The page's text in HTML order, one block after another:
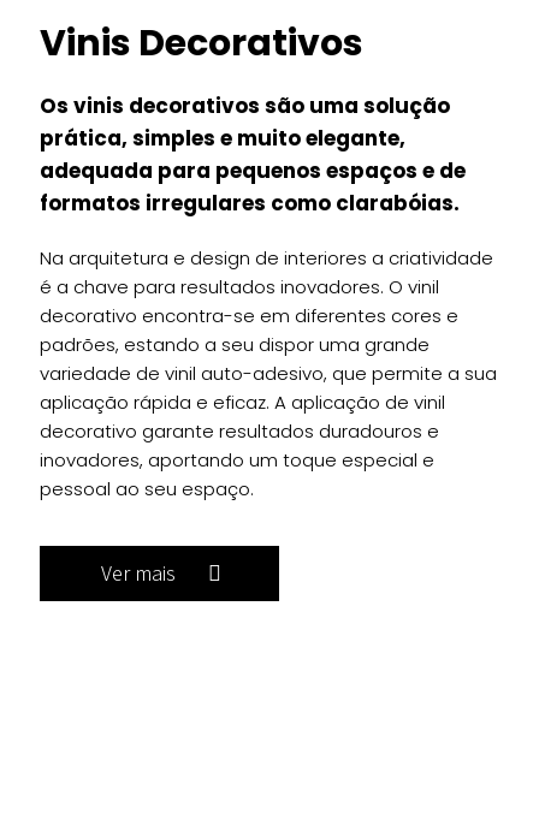
Vinis Decorativos
Os vinis decorativos são uma solução
prática, simples e muito elegante,
adequada para pequenos espaços e de
formatos irregulares como clarabóias.
Na arquitetura e design de interiores a criatividade
é a chave para resultados inovadores. O vinil
decorativo encontra-se em diferentes cores e
padrões, estando a seu dispor uma grande
variedade de vinil auto-adesivo, que permite a sua
aplicação rápida e eficaz. A aplicação de vinil
decorativo garante resultados duradouros e
inovadores, aportando um toque especial e
pessoal ao seu espaço.
Ver mais